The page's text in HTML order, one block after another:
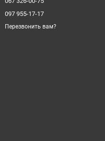
097 955-17-17
Перезвонить вам?